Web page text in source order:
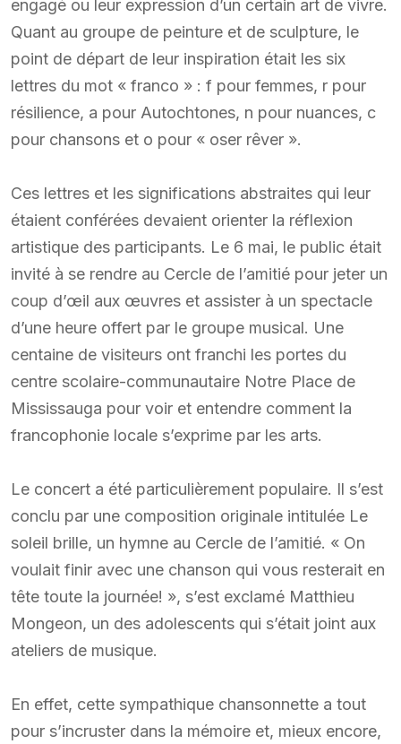
engagé ou leur expression d’un certain art de vivre.
Quant au groupe de peinture et de sculpture, le
point de départ de leur inspiration était les six
lettres du mot « franco » : f pour femmes, r pour
résilience, a pour Autochtones, n pour nuances, c
pour chansons et o pour « oser rêver ».
Ces lettres et les significations abstraites qui leur
étaient conférées devaient orienter la réflexion
artistique des participants. Le 6 mai, le public était
invité à se rendre au Cercle de l’amitié pour jeter un
coup d’œil aux œuvres et assister à un spectacle
d’une heure offert par le groupe musical. Une
centaine de visiteurs ont franchi les portes du
centre scolaire-communautaire Notre Place de
Mississauga pour voir et entendre comment la
francophonie locale s’exprime par les arts.
Le concert a été particulièrement populaire. Il s’est
conclu par une composition originale intitulée Le
soleil brille, un hymne au Cercle de l’amitié. « On
voulait finir avec une chanson qui vous resterait en
tête toute la journée! », s’est exclamé Matthieu
Mongeon, un des adolescents qui s’était joint aux
ateliers de musique.
En effet, cette sympathique chansonnette a tout
pour s’incruster dans la mémoire et, mieux encore,